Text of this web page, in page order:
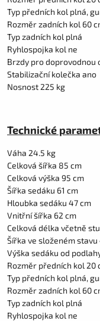
Typ předních kol plná,
Rozměr zadních kol 60
Typ zadních kol plná
Ryhlospojka kol ne
Brzdy pro doprovodnou
Stabilizační kolečka ano
Nosnost 225 kg
Technické
Váha 24.5 kg
Celková šířka 85 cm
Celková výška 95 cm
Šířka sedáku 61 cm
Hloubka sedáku 47 cm
Vnitřní šířka 62 cm
Celková délka včetně
Šířka ve složeném stavu
Výška sedáku od
Rozměr předních kol 20
Typ předních kol plná,
Rozměr zadních kol 60
Typ zadních kol plná
Ryhlospojka kol ne